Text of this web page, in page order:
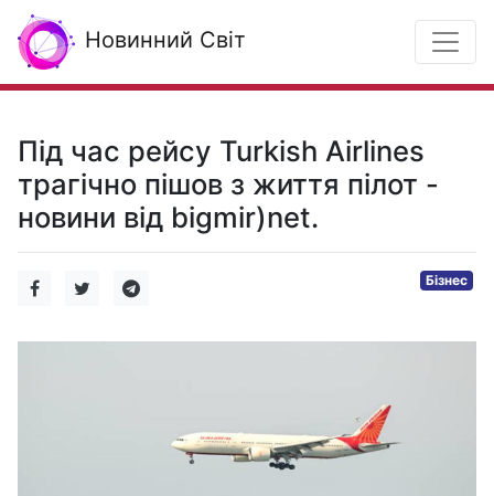
Новинний Світ
Під час рейсу Turkish Airlines
трагічно пішов з життя пілот -
новини від bigmir)net.
Бізнес